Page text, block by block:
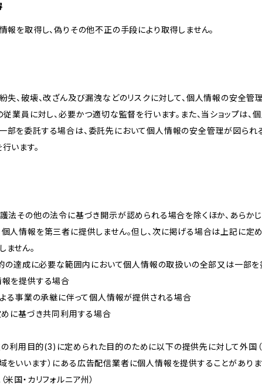
報を取得し、偽りその他不正の手段により取得しません。
失、破壊、改ざん及び漏洩などのリスクに対して、個人情報の安全管
従業員に対し、必要かつ適切な監督を行います。また、当ショップは、個
部を委託する場合は、委託先において個人情報の安全管理が図られ
います。
法その他の法令に基づき開示が認められる場合を除くほか、あらか
人情報を第三者に提供しません。但し、次に掲げる場合は上記に定
せん。
的の達成に必要な範囲内において個人情報の取扱いの全部又は一部を
報を提供する場合
よる事業の承継に伴って個人情報が提供される場合
めに基づき共同利用する場合
の利用目的(3)に定められた目的のために以下の提供先に対して外国
いいます）にある広告配信業者に個人情報を提供することがありま
・カリフォルニア州）